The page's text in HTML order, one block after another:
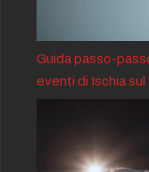
Guida passo-
eventi di Ischia